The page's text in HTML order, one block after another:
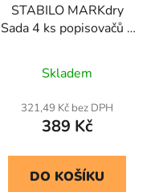
STABILO MARKdry
Sada 4 ks popisovačů s
Skladem
321,49 Kč bez DPH
389 Kč
DO KOŠÍKU